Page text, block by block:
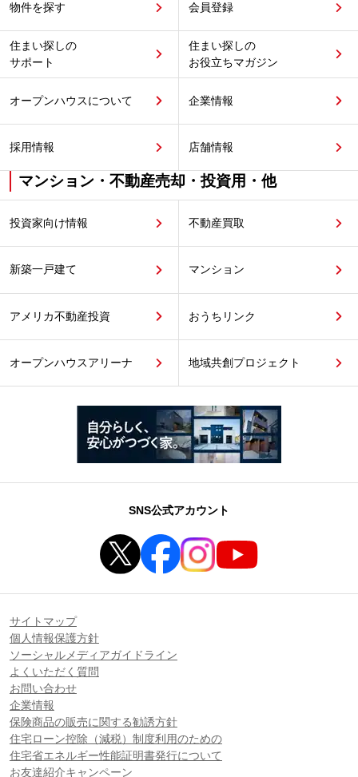
物件を探す 会員登録
住まい探しの
サポート
住まい探しの
お役立ちマガジン
オープンハウスについて 企業情報
採用情報 店舗情報
マンション・不動産売却・投資用・他
投資家向け情報 不動産買取
新築一戸建て マンション
アメリカ不動産投資 おうちリンク
オープンハウスアリーナ 地域共創プロジェクト
SNS公式アカウント
サイトマップ
個人情報保護方針
ソーシャルメディアガイドライン
よくいただく質問
お問い合わせ
企業情報
保険商品の販売に関する勧誘方針
住宅ローン控除（減税）制度利用のための
住宅省エネルギー性能証明書発行について
お友達紹介キャンペーン